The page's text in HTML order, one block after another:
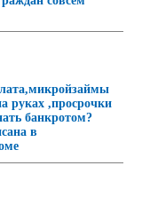
руках ,просрочки
банкротом?
в